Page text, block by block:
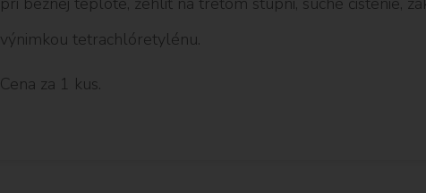
výnimkou tetrachlóretylénu.
Cena za 1 kus.